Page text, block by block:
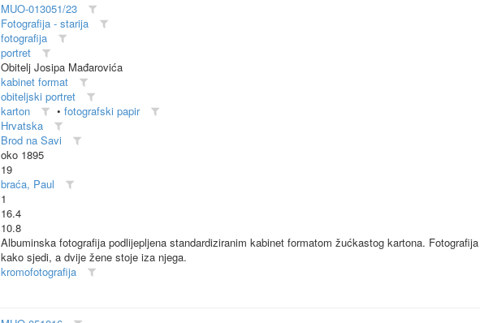
MUO-013051/23
Fotografija - starija
fotografija
portret
Obitelj Josipa Mađarovića
kabinet format
obiteljski portret
karton • fotografski papir
Hrvatska
Brod na Savi
oko 1895
19
braća, Paul
1
16.4
10.8
Albuminska fotografija podlijepljena standardiziranim kabinet formatom žućkastog kartona.
kako sjedi, a dvije žene stoje iza njega.
kromofotografija